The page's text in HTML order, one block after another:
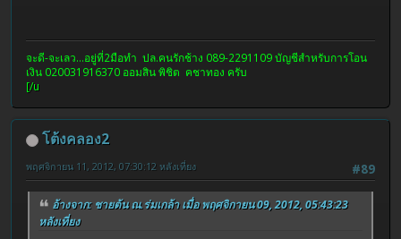
จะดี-จะเลว...อยู่ที่2มือทำ ปล.คนรักช้าง 089-2291109 บัญชีสำหรับการโอน
เงิน 020031916370 ออมสิน พิชิต คชาทอง ครับ
[/u
โต้งคลอง2
#89
พฤศจิกายน 11, 2012, 07:30:12 หลังเที่ยง
อ้างจาก: ชายต้น ณ.ร่มเกล้า เมื่อ พฤศจิกายน 09, 2012, 05:43:23
หลังเที่ยง